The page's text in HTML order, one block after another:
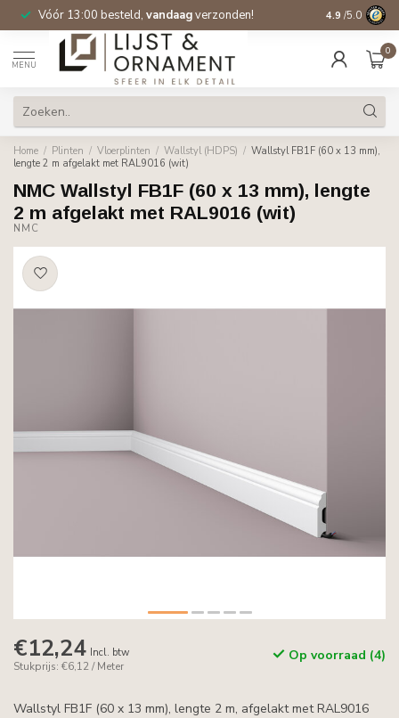
Vóór 13:00 besteld, vandaagverzonden! Gratis
4.9 /5.0
MENU
0
Home / Plinten / Vloerplinten / Wallstyl (HDPS) / Wallstyl FB1F (60 x 13 mm),
lengte 2 m afgelakt met RAL9016 (wit)
NMC Wallstyl FB1F (60 x 13 mm), lengte
2 m afgelakt met RAL9016 (wit)
NMC
€12,24 Incl. btw
Stukprijs: €6,12 / Meter
Op voorraad (4)
Wallstyl FB1F (60 x 13 mm), lengte 2 m, afgelakt met RAL9016